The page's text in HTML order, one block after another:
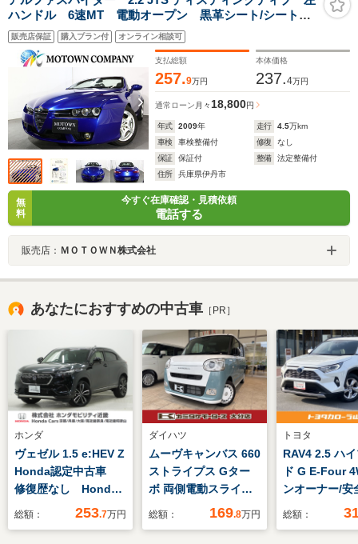
ハンドル 6速MT 電動オープン 黒革シート/シートヒ
ーター/パワーシート カロッツェリアナビ/フルセ
グ/Bluetooth クルーズコントロール HIDヘッドライト/
フォグランプ/17インチAW
販売店保証 購入プラン付 オンライン相談可
支払総額
257.9万円
本体価格
237.4万円
通常ローン 月々18,800円
年式 2009年 走行 4.5万km
車検
車検整備付 修復
なし
保証
保証付 整備
法定整備付
住所
兵庫県伊丹市
無
料
今すぐ在庫確認・見積依頼
電話する
販売店： ＭＯＴＯＷＮ株式会社
あなたにおすすめの中古車 ［PR］
ホンダ
ヴェゼル 1.5 e:HEV Z
Honda認定中古車
修復歴なし Honda
販売店全国保証1年
総額： 253.7万円
ダイハツ
ムーヴキャンバス 660
ストライプス Gター
ボ 両側電動スライド
ドア クリアランスソ
総額： 169.8万円
トヨタ
RAV4 2.5 ハ
ド G E-Four
ンオーナー/安
ディスプレイ
総額：